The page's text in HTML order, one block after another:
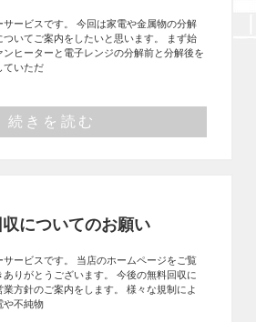
サービスです。 今回は家電や金属物の分解
ついてご案内をしたいと思います。 まず始
ンヒーターと電子レンジの分解前と分解後を
ていただ
続きを読む
についてのお願い
サービスです。 当店のホームページをご覧
ありがとうございます。 今後の無料回収に
業方針のご案内をします。 様々な規制によ
や不純物